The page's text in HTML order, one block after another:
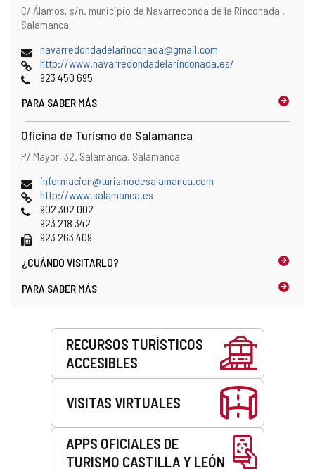
Dirección
y
localización
el
mapa
Dirección
postal
C/ Álamos, s/n. municipio de Navarredonda de la Rinconada .
Salamanca
Dirección
de
correo
navarredondadelarinconada@gmail.com
Página
Web
http://www.navarredondadelarinconada.es/
Teléfonos
923 450 695
PARA SABER MÁS
Oficina de Turismo de Salamanca
Dirección
localización
en
el
mapa
Dirección
P/ Mayor, 32. Salamanca. Salamanca
Dirección
de
correo
electrónico
informacion@turismodesalamanca.com
Página
Web
http://www.salamanca.es
Teléfonos
902 302 002
923 218 342
Fax 923 263 409
¿CUÁNDO VISITARLO?
PARA SABER MÁS
RECURSOS TURÍSTICOS
ACCESIBLES
VISITAS VIRTUALES
APPS OFICIALES DE
TURISMO CASTILLA Y LEÓN